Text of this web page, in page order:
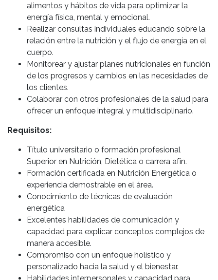
alimentos y hábitos de vida para optimizar la
energía física, mental y emocional.
Realizar consultas individuales educando sobre la
relación entre la nutrición y el flujo de energía en el
cuerpo.
Monitorear y ajustar planes nutricionales en función
de los progresos y cambios en las necesidades de
los clientes.
Colaborar con otros profesionales de la salud para
ofrecer un enfoque integral y multidisciplinario.
Requisitos:
Título universitario o formación profesional
Superior en Nutrición, Dietética o carrera afín.
Formación certificada en Nutrición Energética o
experiencia demostrable en el área.
Conocimiento de técnicas de evaluación
energética
Excelentes habilidades de comunicación y
capacidad para explicar conceptos complejos de
manera accesible.
Compromiso con un enfoque holístico y
personalizado hacia la salud y el bienestar.